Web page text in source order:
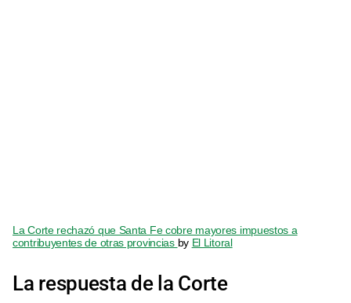
La Corte rechazó que Santa Fe cobre mayores impuestos a
contribuyentes de otras provincias by El Litoral
La respuesta de la Corte